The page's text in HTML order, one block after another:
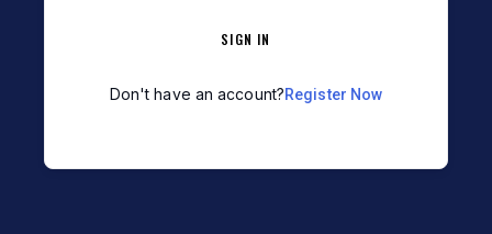
SIGN IN
Don't have an account?Register Now